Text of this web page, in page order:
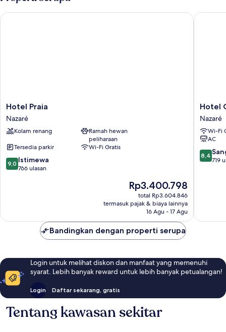
kamar
tidur
Hotel
Praia
Nazaré
Hotel Praia
Nazaré
Kolam renang
Ramah hewan
peliharaan
Tersedia parkir
Wi-Fi Gratis
9.0
dari
9,0 Istimewa
766 ulasan
Harga
sekarang
Rp3.400.798
Rp3.400.798
total Rp3.604.846
termasuk pajak & biaya lainnya
16 Agu - 17 Agu
Hotel Praia
Hotel
Oceano
Nazaré
Hotel
Nazaré
Wi-Fi
AC
8.4
dari
8,4
719
Hotel
Bandingkan dengan properti serupa
Login untuk melihat diskon dan manfaat yang memenuhi
syarat. Lebih banyak reward untuk lebih banyak petualangan!
Login Daftar sekarang, gratis
Tentang kawasan sekitar